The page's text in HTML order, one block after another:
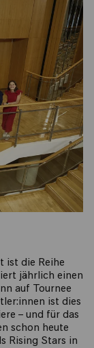
ist die Reihe
jährlich einen
auf Tournee
ist dies
– und für das
schon heute
Rising Stars in